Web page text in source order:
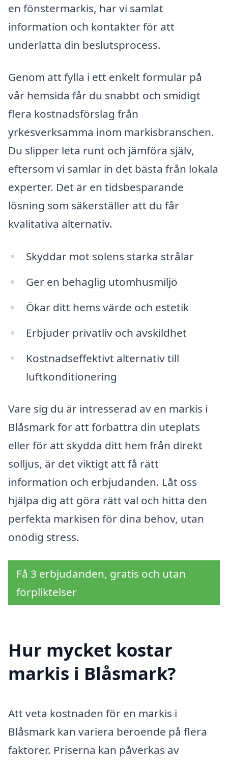
en fönstermarkis, har vi samlat
information och kontakter för att
underlätta din beslutsprocess.
Genom att fylla i ett enkelt formulär på
vår hemsida får du snabbt och smidigt
flera kostnadsförslag från
yrkesverksamma inom markisbranschen.
Du slipper leta runt och jämföra själv,
eftersom vi samlar in det bästa från lokala
experter. Det är en tidsbesparande
lösning som säkerställer att du får
kvalitativa alternativ.
Skyddar mot solens starka strålar
Ger en behaglig utomhusmiljö
Ökar ditt hems värde och estetik
Erbjuder privatliv och avskildhet
Kostnadseffektivt alternativ till
luftkonditionering
Vare sig du är intresserad av en markis i
Blåsmark för att förbättra din uteplats
eller för att skydda ditt hem från direkt
solljus, är det viktigt att få rätt
information och erbjudanden. Låt oss
hjälpa dig att göra rätt val och hitta den
perfekta markisen för dina behov, utan
onödig stress.
Få 3 erbjudanden, gratis och utan
förpliktelser
Hur mycket kostar
markis i Blåsmark?
Att veta kostnaden för en markis i
Blåsmark kan variera beroende på flera
faktorer. Priserna kan påverkas av